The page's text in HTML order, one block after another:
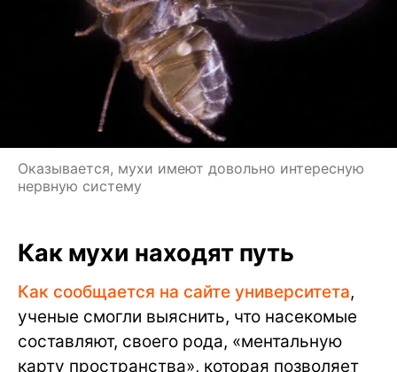
Оказывается, мухи имеют довольно интересную
нервную систему
Как мухи находят путь
Как сообщается на сайте университета,
ученые смогли выяснить, что насекомые
составляют, своего рода, «ментальную
карту пространства», которая позволяет